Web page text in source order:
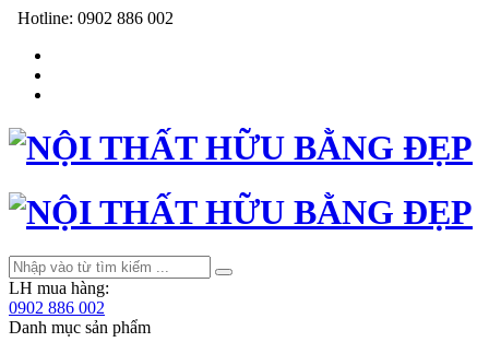
Hotline: 0902 886 002
LH mua hàng:
0902 886 002
Danh mục sản phẩm